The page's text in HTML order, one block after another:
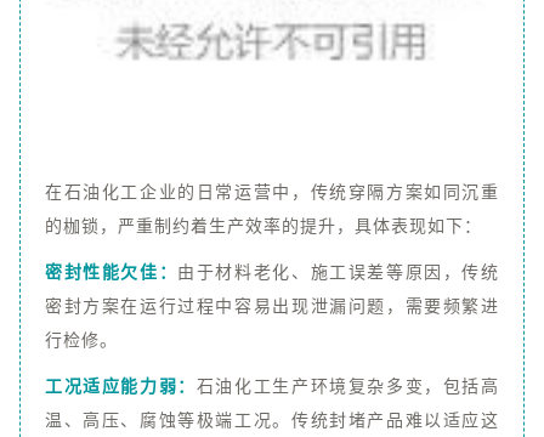
在石油化工企业的日常运营中，传统穿隔方案如同沉重
的枷锁，严重制约着生产效率的提升，具体表现如下：
密封性能欠佳： 由于材料老化、施工误差等原因，传统
密封方案在运行过程中容易出现泄漏问题，需要频繁进
行检修。
工况适应能力弱： 石油化工生产环境复杂多变，包括高
温、高压、腐蚀等极端工况。传统封堵产品难以适应这